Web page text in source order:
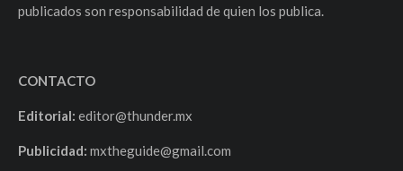
publicados son responsabilidad de quien los publica.
CONTACTO
Editorial: editor@thunder.mx
Publicidad: mxtheguide@gmail.com